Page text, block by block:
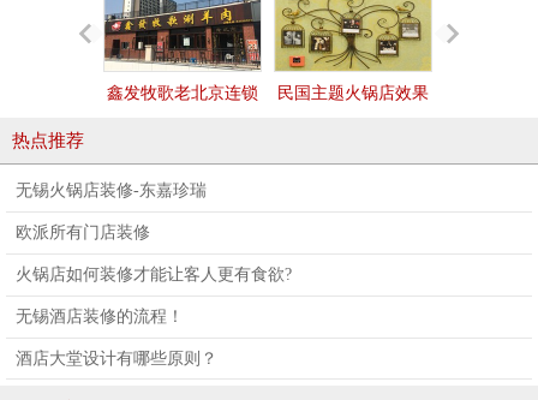
鑫发牧歌老北京连锁 民国主题火锅店效果
热点推荐
无锡火锅店装修-东嘉珍瑞
欧派所有门店装修
火锅店如何装修才能让客人更有食欲?
无锡酒店装修的流程！
酒店大堂设计有哪些原则？